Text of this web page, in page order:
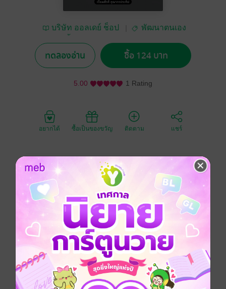
บริษัท ออลเดย์ ช็อป
พัฒนาตนเอง
ทดลองอ่าน ซื้อ 124 บาท
5.00 1 Rating
อยากได้ ซื้อเป็นของขวัญ ติดตาม แชร์
ความลึกลับซับซ้อนของสังคมนั้นมีมากกว่าที่คิด คนดีของ
เรา อาจเป็นคนชั่วของคนอื่น คนชั่วร้ายสำหรับเราก็อาจ
เป็นคนดีสำหรับคนอื่นเช่นกัน การมองคน มองเหตุการณ์
จึงต้องมองให้ลึกลงไปกว่าพื้นผิวที่ฉาบอยู่ด้านบน สามก๊ก
เป็นวรรณกรรมชั้นยอดที่เต็มไปด้วยเนื้อหาและคุณค่า
มากมาย แต่ที่ชัดเจนคงจะเป็น "เล่ห์" และ "กล" ที่แฝงอยู่
ในเนื้อหาทุกบททุกตอน อ่านสามก๊กแล้วพิจารณาให้ถี่ถ้วน
จดจำเป็นบทเรียนจะได้ทันเล่ห์ ไม่เสียรู้ให้กับใคร
ดูหนังสือเรื่องอื่นๆ ของเรา ได้ที่ www.pailinbooknet.com